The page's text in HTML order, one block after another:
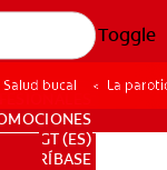
Toggle
GT (ES)
SUSCRÍBASE
Salud bucal La